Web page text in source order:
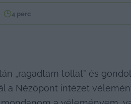
4 perc
„ragadtam tollat” és
a Nézőpont intézet